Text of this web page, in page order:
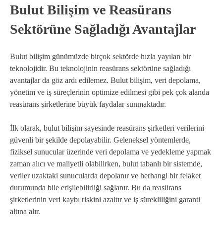
Bulut Bilişim ve Reasürans
Sektörüne Sağladığı Avantajlar
Bulut bilişim günümüzde birçok sektörde hızla yayılan bir
teknolojidir. Bu teknolojinin reasürans sektörüne sağladığı
avantajlar da göz ardı edilemez. Bulut bilişim, veri depolama,
yönetim ve iş süreçlerinin optimize edilmesi gibi pek çok alanda
reasürans şirketlerine büyük faydalar sunmaktadır.
İlk olarak, bulut bilişim sayesinde reasürans şirketleri verilerini
güvenli bir şekilde depolayabilir. Geleneksel yöntemlerde,
fiziksel sunucular üzerinde veri depolama ve yedekleme yapmak
zaman alıcı ve maliyetli olabilirken, bulut tabanlı bir sistemde,
veriler uzaktaki sunucularda depolanır ve herhangi bir felaket
durumunda bile erişilebilirliği sağlanır. Bu da reasürans
şirketlerinin veri kaybı riskini azaltır ve iş sürekliliğini garanti
altına alır.